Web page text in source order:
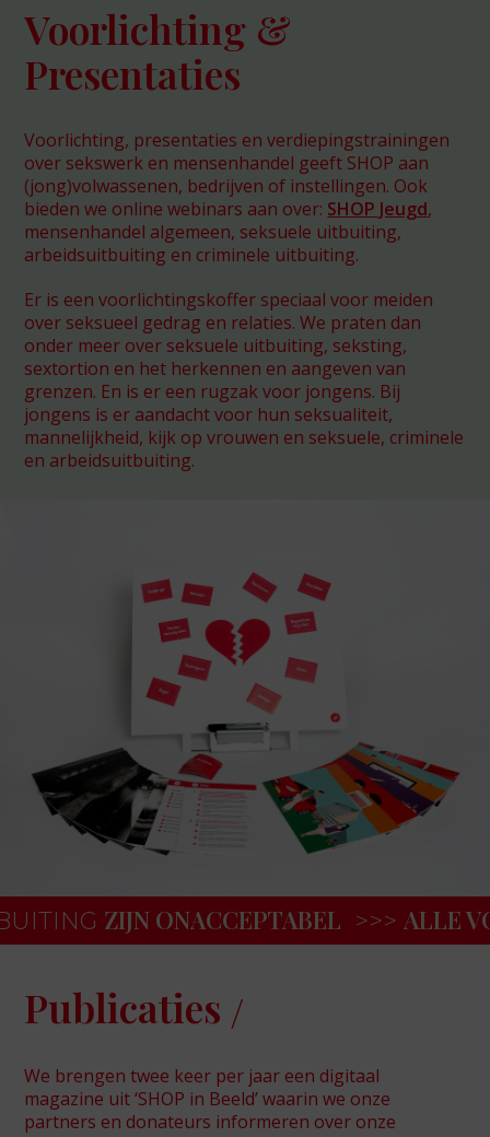
Voorlichting &
Presentaties
Voorlichting, presentaties en verdiepingstrainingen
over sekswerk en mensenhandel geeft SHOP aan
(jong)volwassenen, bedrijven of instellingen. Ook
bieden we online webinars aan over: SHOP Jeugd,
mensenhandel algemeen, seksuele uitbuiting,
arbeidsuitbuiting en criminele uitbuiting.
Er is een voorlichtingskoffer speciaal voor meiden
over seksueel gedrag en relaties. We praten dan
onder meer over seksuele uitbuiting, seksting,
sextortion en het herkennen en aangeven van
grenzen. En is er een rugzak voor jongens. Bij
jongens is er aandacht voor hun seksualiteit,
mannelijkheid, kijk op vrouwen en seksuele, criminele
en arbeidsuitbuiting.
ZIJN ONACCEPTABEL >>>ALLE
Publicaties
We brengen twee keer per jaar een digitaal
magazine uit ‘SHOP in Beeld’ waarin we onze
partners en donateurs informeren over onze